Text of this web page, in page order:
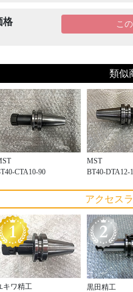
格 こ
類似
CTA10-90
MST
BT40-DTA12-
アクセス
キワ精工
黒田精工